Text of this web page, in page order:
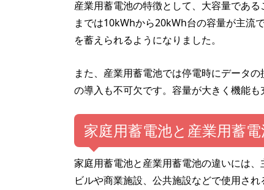
産業用蓄電池の特徴として、大容量であ
までは10kWhから20kWh台の容量が主流
を蓄えられるようになりました。
また、産業用蓄電池では停電時にデータ
の導入も不可欠です。容量が大きく機能
家庭用蓄電池と産業用蓄
家庭用蓄電池と産業用蓄電池の違いには
ビルや商業施設、公共施設などで使用さ